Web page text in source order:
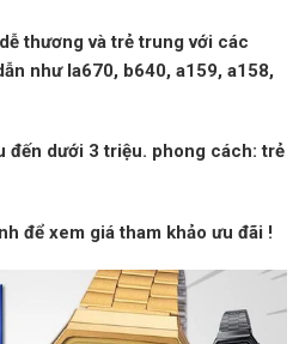
thương và trẻ trung với các
như la670, b640, a159, a158,
đến dưới 3 triệu. phong cách:trẻ
để xem giá tham khảo ưu đãi !